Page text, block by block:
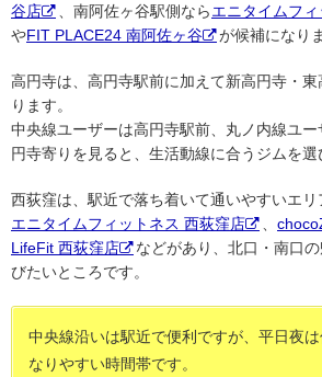
谷店
、南阿佐ヶ谷駅側ならエニタイムフ
やFIT PLACE24 南阿佐ヶ谷 が候補になり
高円寺は、高円寺駅前に加えて新高円寺・
ります。
中央線ユーザーは高円寺駅前、丸ノ内線ユ
円寺寄りを見ると、生活動線に合うジムを選
西荻窪は、駅近で落ち着いて通いやすいエリ
エニタイムフィットネス 西荻窪店
LifeFit 西荻窪店
などがあり、北口・南口
びたいところです。
中央線沿いは駅近で便利ですが、平日夜
なりやすい時間帯です。